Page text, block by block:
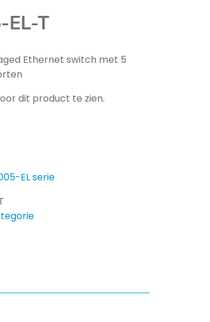
EL-T
Ethernet switch met 5
dit product te zien.
EL serie